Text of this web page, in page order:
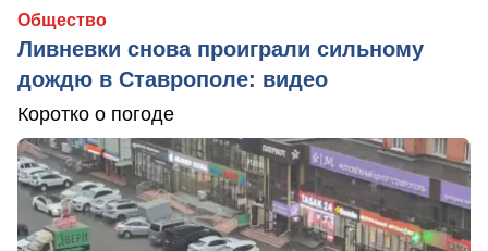
Общество
Ливневки снова проиграли сильному
дождю в Ставрополе: видео
Коротко о погоде